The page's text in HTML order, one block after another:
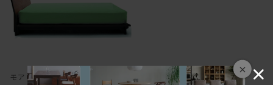
×
モアレス ベッド